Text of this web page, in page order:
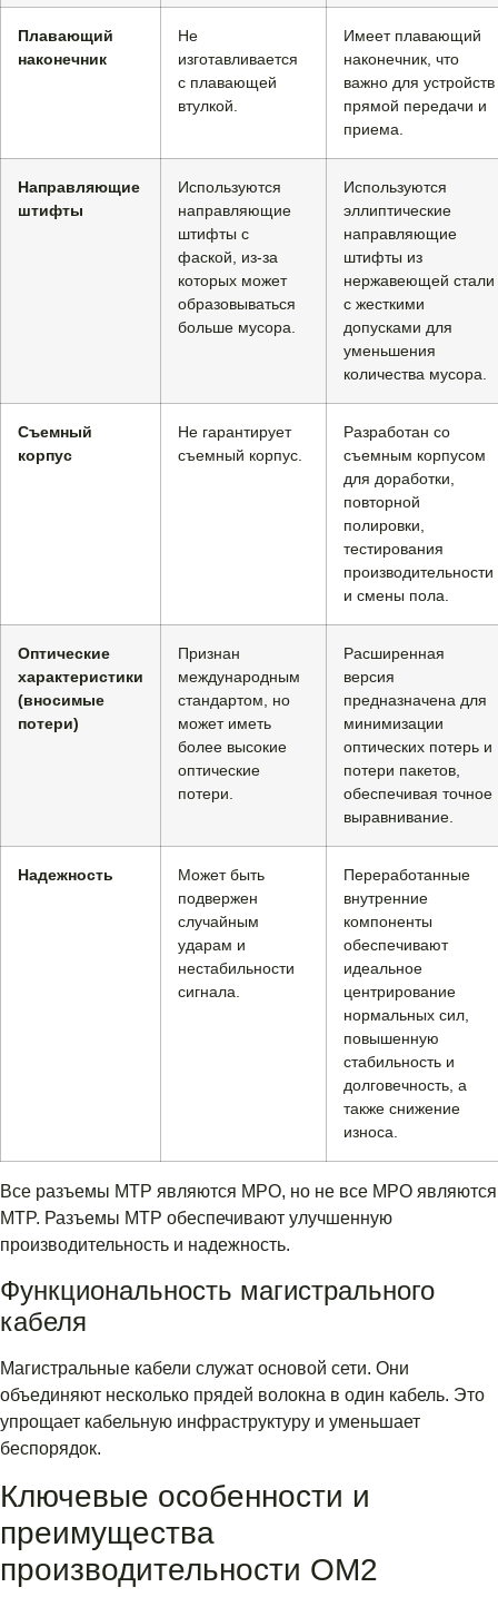
Плавающий
наконечник
Не
изготавливается
с плавающей
втулкой.
Имеет плавающий
наконечник, что
важно для устройств
прямой передачи и
приема.
Направляющие
штифты
Используются
направляющие
штифты с
фаской, из-за
которых может
образовываться
больше мусора.
Используются
эллиптические
направляющие
штифты из
нержавеющей стали
с жесткими
допусками для
уменьшения
количества мусора.
Съемный
корпус
Не гарантирует
съемный корпус.
Разработан со
съемным корпусом
для доработки,
повторной
полировки,
тестирования
производительности
и смены пола.
Оптические
характеристики
(вносимые
потери)
Признан
международным
стандартом, но
может иметь
более высокие
оптические
потери.
Расширенная
версия
предназначена для
минимизации
оптических потерь и
потери пакетов,
обеспечивая точное
выравнивание.
Надежность
Может быть
подвержен
случайным
ударам и
нестабильности
сигнала.
Переработанные
внутренние
компоненты
обеспечивают
идеальное
центрирование
нормальных сил,
повышенную
стабильность и
долговечность, а
также снижение
износа.
Все разъемы MTP являются MPO, но не все MPO являются
MTP. Разъемы MTP обеспечивают улучшенную
производительность и надежность.
Функциональность магистрального
кабеля
Магистральные кабели служат основой сети. Они
объединяют несколько прядей волокна в один кабель. Это
упрощает кабельную инфраструктуру и уменьшает
беспорядок.
Ключевые особенности и
преимущества
производительности OM2